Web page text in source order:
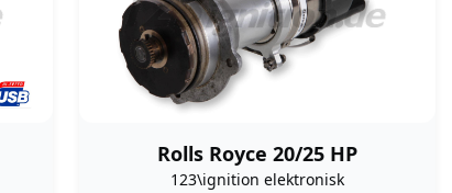
Rolls Royce 20/25 HP
123\ignition elektronisk